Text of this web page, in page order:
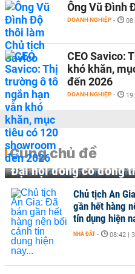
Ông Vũ Đình
DOANH NGHIỆP -
CEO Savico:
khó khăn,
đến 2026
DOANH NGHIỆP -
Cùng chủ đề
Đại hội đồng cổ đông
Chủ tịch An
gần hết hàng
tín dụng hiện
NHÀ ĐẤT - 08:42 |